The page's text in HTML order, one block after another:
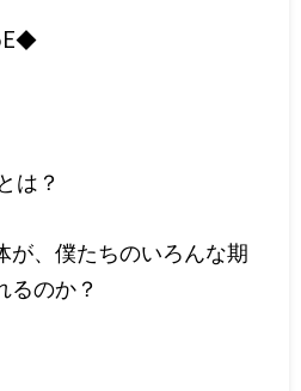
は？
が、僕たちのいろんな期
るのか？